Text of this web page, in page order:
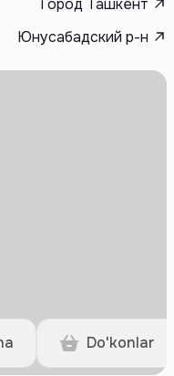
Город Ташкент
Юнусабадский р-н
Do'konlar